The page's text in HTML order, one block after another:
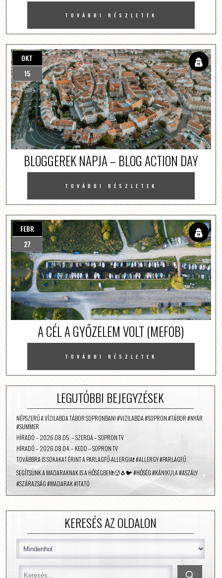
TOVÁBBI RÉSZLETEK
OKT
15
BLOGGEREK NAPJA – BLOG ACTION DAY
TOVÁBBI RÉSZLETEK
FEBR
27
A CÉL A GYŐZELEM VOLT (MEFOB)
TOVÁBBI RÉSZLETEK
LEGUTÓBBI BEJEGYZÉSEK
NÉPSZERŰ A VÍZILABDA TÁBOR SOPRONBAN! #VIZILABDA #SOPRON #TÁBOR #NYÁR
#SUMMER
HÍRADÓ – 2026.08.05. – SZERDA – SOPRON TV
HÍRADÓ – 2026.08.04. – KEDD – SOPRON TV
TOVÁBBRA IS SOKAKAT ÉRINT A PARLAGFŰ-ALLERGIA❗️ #ALLERGY #PARLAGFŰ
SEGÍTSÜNK A MADARAKNAK IS A HŐSÉGBEN❗️🥵🐧🐦 #HŐSÉG #KÁNIKULA #ASZÁLY
#SZÁRAZSÁG #MADARAK #ITATÓ
KERESÉS AZ OLDALON